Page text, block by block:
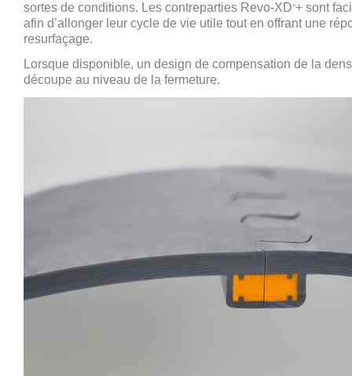
sortes de conditions. Les contreparties Revo-XD®+ sont
afin d’allonger leur cycle de vie utile tout en offrant une
resurfaçage.
Lorsque disponible, un design de compensation de la
découpe au niveau de la fermeture.